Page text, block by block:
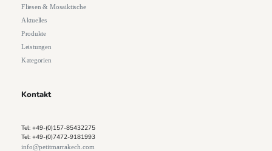
Fliesen & Mosaiktische
Aktuelles
Produkte
Leistungen
Kategorien
Kontakt
Tel: +49-(0)157-85432275
Tel: +49-(0)7472-9181993
info@petitmarrakech.com